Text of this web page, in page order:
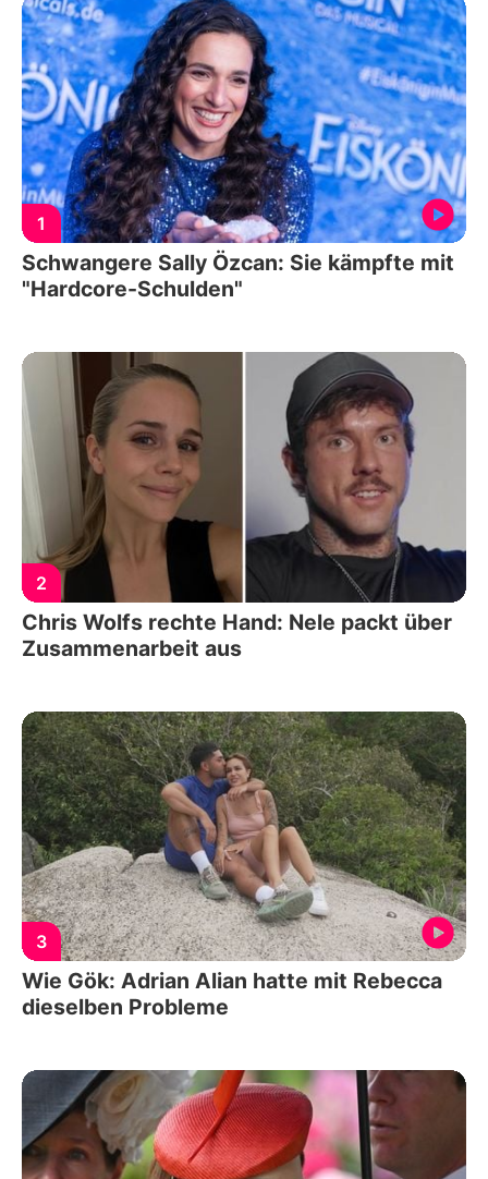
1
Schwangere Sally Özcan: Sie kämpfte mit
"Hardcore-Schulden"
2
Chris Wolfs rechte Hand: Nele packt über
Zusammenarbeit aus
3
Wie Gök: Adrian Alian hatte mit Rebecca
dieselben Probleme